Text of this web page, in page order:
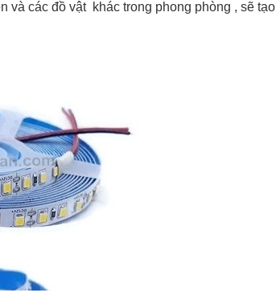
và các đồ vật khác trong phong phòng , sẽ tạo